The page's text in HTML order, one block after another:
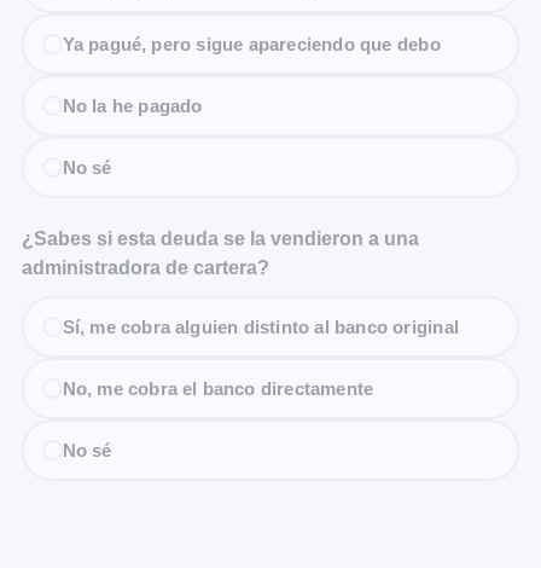
Ya pagué, pero sigue apareciendo que debo
No la he pagado
No sé
¿Sabes si esta deuda se la vendieron a una
administradora de cartera?
Sí, me cobra alguien distinto al banco original
No, me cobra el banco directamente
No sé